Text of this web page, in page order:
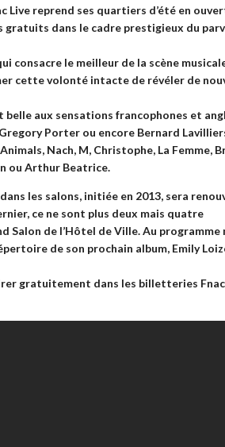
reprend ses quartiers d’été en
dans le cadre prestigieux du
consacre le meilleur de la scène
cette volonté intacte de révéler de
aux sensations francophones et
Porter ou encore Bernard
Nach, M, Christophe, La Femme,
ou Arthur Beatrice.
les salons, initiée en 2013, sera
ce ne sont plus deux mais quatre
Salon de l’Hôtel de Ville. Au
de son prochain album, Emily
gratuitement dans les billetteries